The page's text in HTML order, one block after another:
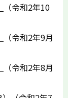
（令和2年10
（令和2年9月
（令和2年8月